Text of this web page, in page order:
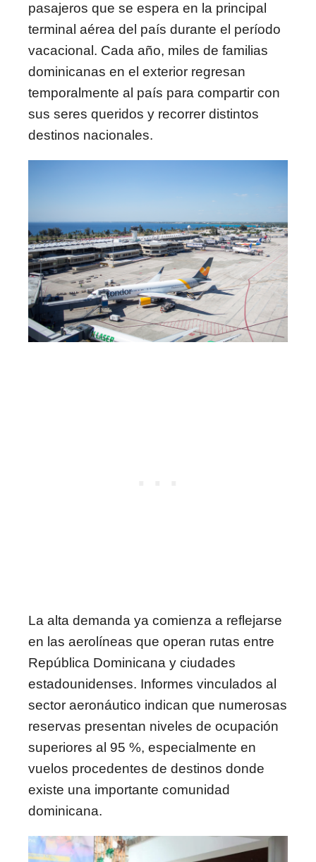
pasajeros que se espera en la principal
terminal aérea del país durante el período
vacacional. Cada año, miles de familias
dominicanas en el exterior regresan
temporalmente al país para compartir con
sus seres queridos y recorrer distintos
destinos nacionales.
La alta demanda ya comienza a reflejarse
en las aerolíneas que operan rutas entre
República Dominicana y ciudades
estadounidenses. Informes vinculados al
sector aeronáutico indican que numerosas
reservas presentan niveles de ocupación
superiores al 95 %, especialmente en
vuelos procedentes de destinos donde
existe una importante comunidad
dominicana.